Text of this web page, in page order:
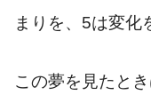
まりを、5は変化
この夢を見たと